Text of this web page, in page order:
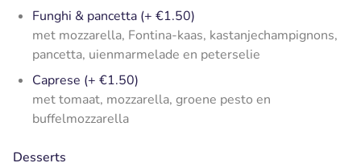
Funghi & pancetta (+ €1.50)
met mozzarella, Fontina-kaas, kastanjechampignons,
pancetta, uienmarmelade en peterselie
Caprese (+ €1.50)
met tomaat, mozzarella, groene pesto en
buffelmozzarella
Desserts